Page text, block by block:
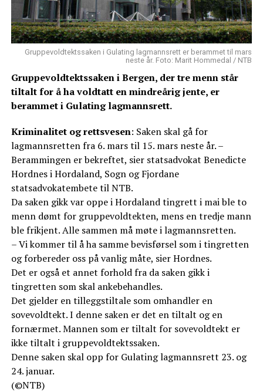
Gruppevoldtektssaken i Gulating lagmannsrett er berammet til mars
neste år. Foto: Marit Hommedal / NTB
Gruppevoldtektssaken i Bergen, der tre menn står
tiltalt for å ha voldtatt en mindreårig jente, er
berammet i Gulating lagmannsrett.
Kriminalitet og rettsvesen: Saken skal gå for
lagmannsretten fra 6. mars til 15. mars neste år. –
Berammingen er bekreftet, sier statsadvokat Benedicte
Hordnes i Hordaland, Sogn og Fjordane
statsadvokatembete til NTB.
Da saken gikk var oppe i Hordaland tingrett i mai ble to
menn dømt for gruppevoldtekten, mens en tredje mann
ble frikjent. Alle sammen må møte i lagmannsretten.
– Vi kommer til å ha samme bevisførsel som i tingretten
og forbereder oss på vanlig måte, sier Hordnes.
Det er også et annet forhold fra da saken gikk i
tingretten som skal ankebehandles.
Det gjelder en tilleggstiltale som omhandler en
sovevoldtekt. I denne saken er det en tiltalt og en
fornærmet. Mannen som er tiltalt for sovevoldtekt er
ikke tiltalt i gruppevoldtektssaken.
Denne saken skal opp for Gulating lagmannsrett 23. og
24. januar.
(©NTB)